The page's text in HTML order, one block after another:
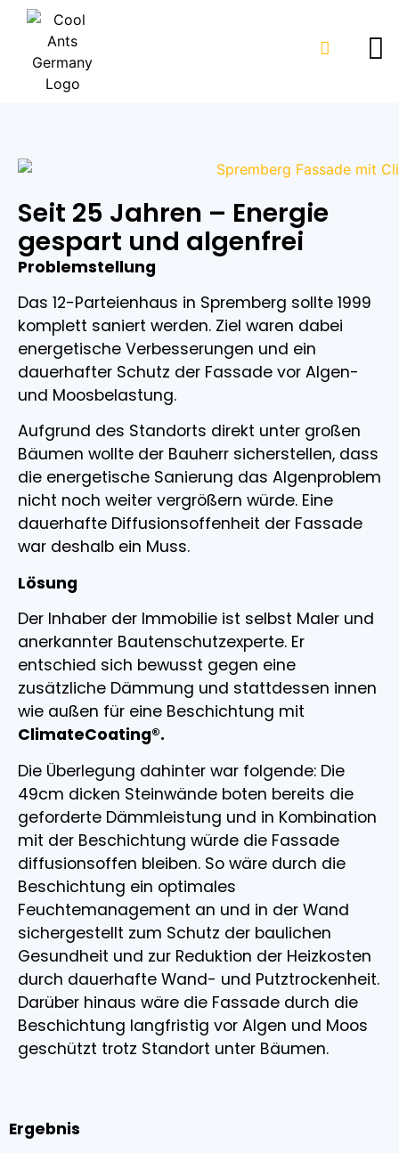
Spremberg Vergleichsgebäude
Jahren
Fassadenbeschichtung
Innenbeschichtung
Seit 25 Jahren – Energie
gespart und algenfrei
Problemstellung
Das 12-Parteienhaus in Spremberg sollte 1999
komplett saniert werden. Ziel waren dabei
energetische Verbesserungen und ein
dauerhafter Schutz der Fassade vor Algen-
und Moosbelastung.
Aufgrund des Standorts direkt unter großen
Bäumen wollte der Bauherr sicherstellen, dass
die energetische Sanierung das Algenproblem
nicht noch weiter vergrößern würde. Eine
dauerhafte Diffusionsoffenheit der Fassade
war deshalb ein Muss.
Lösung
Der Inhaber der Immobilie ist selbst Maler und
anerkannter Bautenschutzexperte. Er
entschied sich bewusst gegen eine
zusätzliche Dämmung und stattdessen innen
wie außen für eine Beschichtung mit
ClimateCoating®.
Die Überlegung dahinter war folgende: Die
49cm dicken Steinwände boten bereits die
geforderte Dämmleistung und in Kombination
mit der Beschichtung würde die Fassade
diffusionsoffen bleiben. So wäre durch die
Beschichtung ein optimales
Feuchtemanagement an und in der Wand
sichergestellt zum Schutz der baulichen
Gesundheit und zur Reduktion der Heizkosten
durch dauerhafte Wand- und Putztrockenheit.
Darüber hinaus wäre die Fassade durch die
Beschichtung langfristig vor Algen und Moos
geschützt trotz Standort unter Bäumen.
Ergebnis